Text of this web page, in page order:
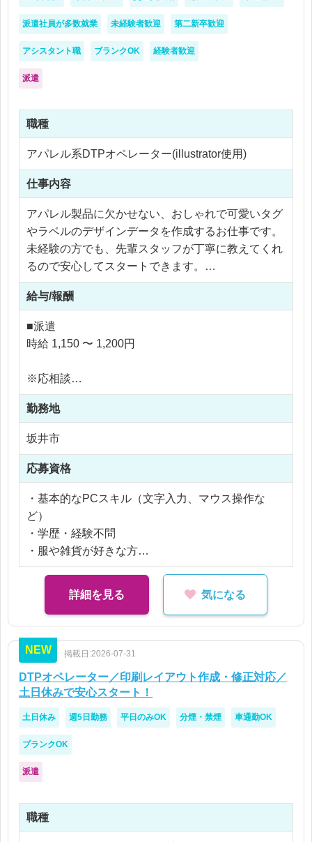
な知識は必要です。
派遣社員が多数就業 未経験者歓迎 第二新卒歓迎
アシスタント職 ブランクOK 経験者歓迎
派遣
職種
アパレル系DTPオペレーター(illustrator使用)
仕事内容
アパレル製品に欠かせない、おしゃれで可愛いタグ
やラベルのデザインデータを作成するお仕事です。
未経験の方でも、先輩スタッフが丁寧に教えてくれ
るので安心してスタートできます。
時短勤務なので、家庭やプライベートとの両立も無
理なくできます。
具体的な業務内容
（Illustrator）を使って印刷レイアウトを作成しま
・デザインのルールや製品の決まりごとに合わせ
て、正確にデータを作成します。
・お客様にレイアウトを提案し、必要に応じて修正
を行います。
・顧客情報をシステムに登録・管理します。
給与/報酬
■派遣
時給 1,150 〜 1,200円
※応相談
※ご経験により優遇
※交通費支給
※残業代全額支給
勤務地
坂井市
応募資格
・基本的なPCスキル（文字入力、マウス操作な
ど）
・学歴・経験不問
・服や雑貨が好きな方
・おしゃれや可愛いものに興味がある方
詳細を見る 気になる
NEW 掲載日:2026-07-31
DTPオペレーター／印刷レイアウト作成・修正対応／
土日休みで安心スタート！
土日休み 週5日勤務 平日のみOK 分煙・禁煙 車通勤OK
ブランクOK
派遣
職種